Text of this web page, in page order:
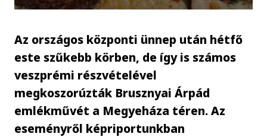
Az országos központi ünnep után hétfő
este szűkebb körben, de így is számos
veszprémi részvételével
megkoszorúzták Brusznyai Árpád
emlékművét a Megyeháza téren. Az
eseményről képriportunkban